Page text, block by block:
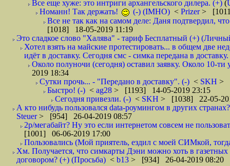
Все еще хуже: это интриги архангельского дилера. (+) (
Номанн! Так держать!
(-) (IMHO) < Prizer>
Все не так как на самом деле: Даня подтвердил,
[1018] 18-05-2019 11:19
Это сладкое слово "Халява" - тариф Бесплатный (+)
Хотел взять на майские протестировать... в общем две
идёт в доставку. Сегодня смс - симка передана в
Около полуночи (сегодня) оставил заявку. Около 10-ти
2019 18:34
Сутки прочь... - "Передано в доставку". (-) < SKH >
Быстро! (-) < ag28 > [1193] 14-05-2019 23:15
Сегодня привезли. (-) < SKH > [1038] 22-05-
А кто нибудь пользовался data-роумингом в других
Steuer> [954] 26-04-2019 08:57
2р/мегабайт? Ну это если интернетом совсем не
[1001] 06-06-2019 17:00
Пользовались (Мой приятель, ездил с моей СИМкой,
Хм. Получается, что симкарты Дэни можно хоть в газетных
договором? (+) (Просьба) < b13 > [934] 26-04-2019 08:20